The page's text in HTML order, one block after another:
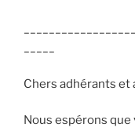
Chers adhérants et
Nous espérons que